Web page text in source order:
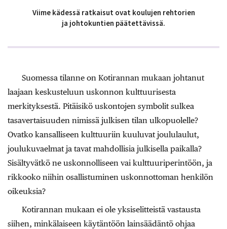
Viime kädessä ratkaisut ovat koulujen rehtorien
ja johtokuntien päätettävissä.
Suomessa tilanne on Kotirannan mukaan johtanut
laajaan keskusteluun uskonnon kulttuurisesta
merkityksestä. Pitäisikö uskontojen symbolit sulkea
tasavertaisuuden nimissä julkisen tilan ulkopuolelle?
Ovatko kansalliseen kulttuuriin kuuluvat joululaulut,
joulukuvaelmat ja tavat mahdollisia julkisella paikalla?
Sisältyvätkö ne uskonnolliseen vai kulttuuriperintöön, ja
rikkooko niihin osallistuminen uskonnottoman henkilön
oikeuksia?
Kotirannan mukaan ei ole yksiselitteistä vastausta
siihen, minkälaiseen käytäntöön lainsäädäntö ohjaa